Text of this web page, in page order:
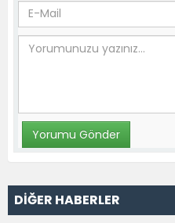
DİĞER HABERLER